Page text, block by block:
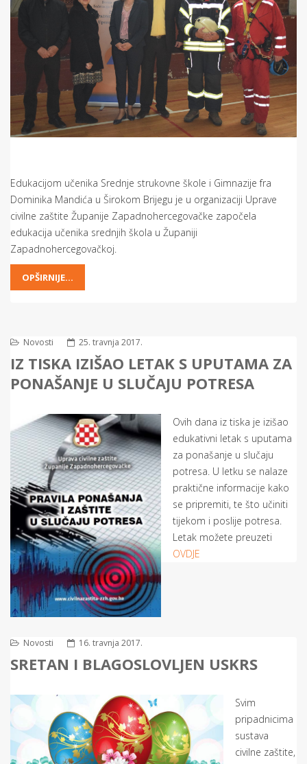
Edukacijom učenika Srednje strukovne škole i Gimnazije fra
Dominika Mandića u Širokom Brijegu je u organizaciji Uprave
civilne zaštite Županije Zapadnohercegovačke započela
edukacija učenika srednjih škola u Županiji
Zapadnohercegovačkoj.
OPŠIRNIJE...
Novosti 25. travnja 2017.
IZ TISKA IZIŠAO LETAK S UPUTAMA ZA
PONAŠANJE U SLUČAJU POTRESA
Ovih dana iz tiska je izišao
edukativni letak s uputama
za ponašanje u slučaju
potresa. U letku se nalaze
praktične informacije kako
se pripremiti, te što učiniti
tijekom i poslije potresa.
Letak možete preuzeti
OVDJE
Novosti 16. travnja 2017.
SRETAN I BLAGOSLOVLJEN USKRS
Svim
pripadnicima
sustava
civilne zaštite,